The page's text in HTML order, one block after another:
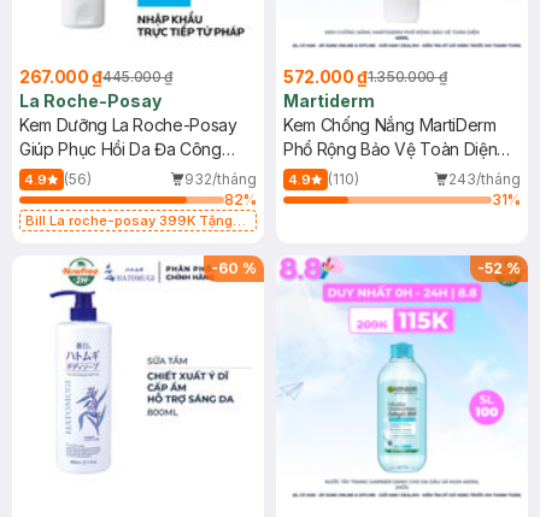
267.000 ₫445.000 ₫
La Roche-Posay
Kem Dưỡng La Roche-Posay
Giúp Phục Hồi Da Đa Công
Dụng 40ml
4.9 (56)
932/tháng
82%
Bill La roche-posay 399K Tặng
(SL có hạn)
572.000 ₫1.350.000 ₫
Martiderm
Kem Chống Nắng MartiDerm
Phổ Rộng Bảo Vệ Toàn Diện
40ml
4.9 (110)
243/tháng
31%
-60 % -52%